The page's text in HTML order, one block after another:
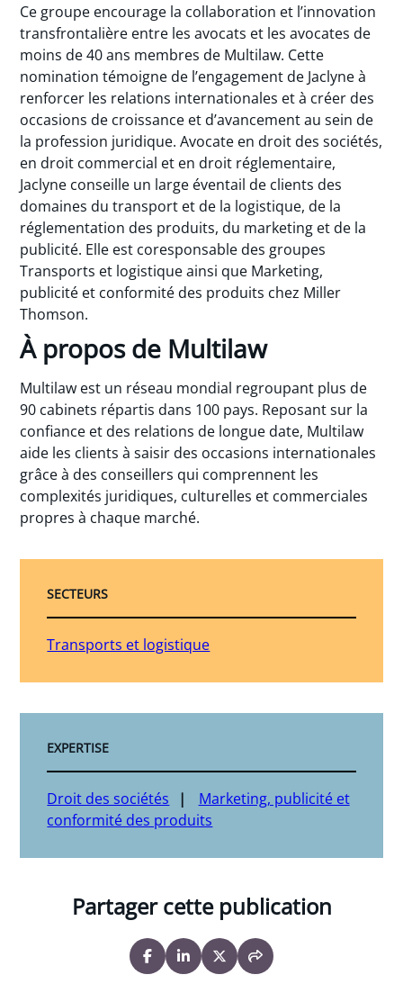
Ce groupe encourage la collaboration et l’innovation
transfrontalière entre les avocats et les avocates de
moins de 40 ans membres de Multilaw. Cette
nomination témoigne de l’engagement de Jaclyne à
renforcer les relations internationales et à créer des
occasions de croissance et d’avancement au sein de
la profession juridique. Avocate en droit des sociétés,
en droit commercial et en droit réglementaire,
Jaclyne conseille un large éventail de clients des
domaines du transport et de la logistique, de la
réglementation des produits, du marketing et de la
publicité. Elle est coresponsable des groupes
Transports et logistique ainsi que Marketing,
publicité et conformité des produits chez Miller
Thomson.
À propos de Multilaw
Multilaw est un réseau mondial regroupant plus de
90 cabinets répartis dans 100 pays. Reposant sur la
confiance et des relations de longue date, Multilaw
aide les clients à saisir des occasions internationales
grâce à des conseillers qui comprennent les
complexités juridiques, culturelles et commerciales
propres à chaque marché.
SECTEURS
Transports et logistique
EXPERTISE
Droit des sociétés
Marketing, publicité et
conformité des produits
Partager cette publication